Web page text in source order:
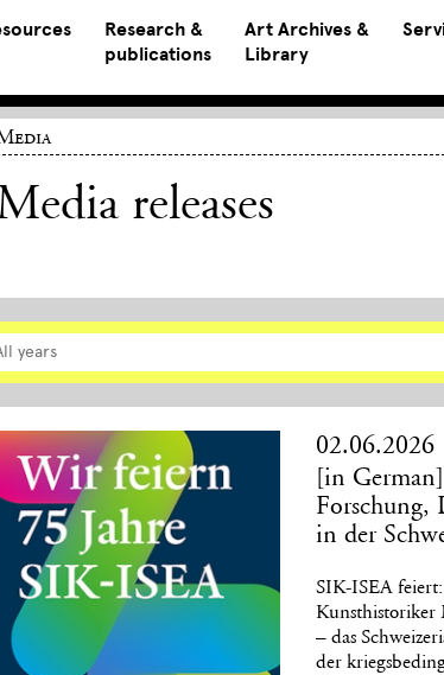
Research &
publications
Art Archives &
Library
releases
years
02.06.2026
[in
in der
SIK-ISEA
Kunsthistoriker
– das
der